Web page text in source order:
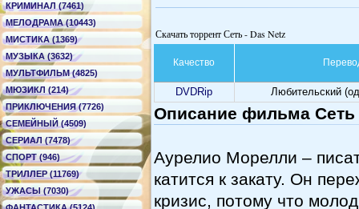
КРИМИНАЛ (7461)
МЕЛОДРАМА (10443)
МИСТИКА (1369)
МУЗЫКА (3632)
МУЛЬТФИЛЬМ (4825)
МЮЗИКЛ (214)
ПРИКЛЮЧЕНИЯ (7726)
СЕМЕЙНЫЙ (4509)
СЕРИАЛ (7478)
СПОРТ (946)
ТРИЛЛЕР (11769)
УЖАСЫ (7030)
Скачать торрент Сеть - Das Netz
Качество
DVDRip Любительский
Описание фильма Сеть
Аурелио Морелли –
катится к закату. Он
кризис, потому что